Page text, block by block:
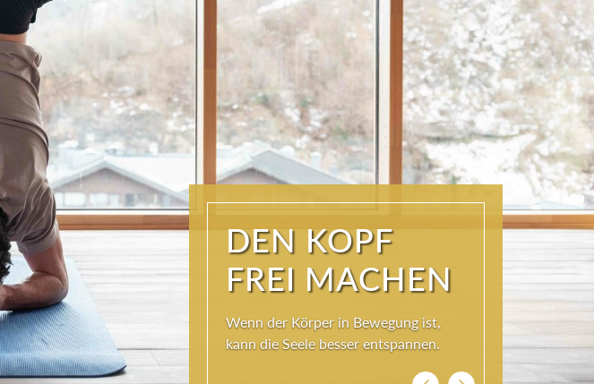
ÜBER DEN
DÄCHERN DER
KURSTADT
Schöner als im SKY SPA kann es im
so viel Himmel wird das Herz ganz
leicht und die Seele weit.